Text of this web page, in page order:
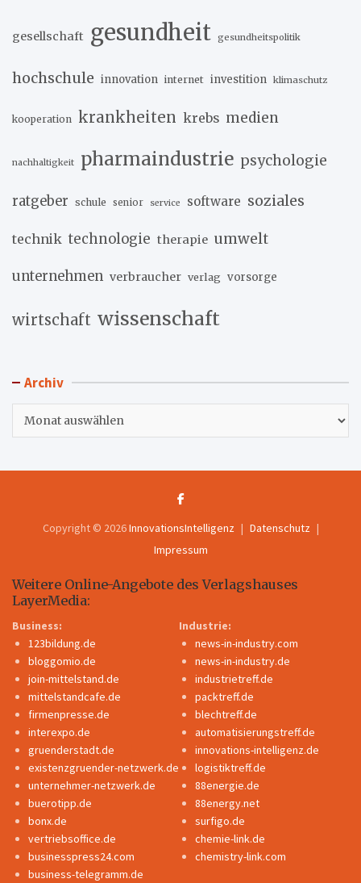
gesellschaft gesundheit gesundheitspolitik
hochschule innovation internet investition klimaschutz
kooperation krankheiten krebs medien
nachhaltigkeit pharmaindustrie psychologie
ratgeber schule senior service software soziales
technik technologie therapie umwelt
unternehmen verbraucher verlag vorsorge
wirtschaft wissenschaft
Archiv
Copyright © 2026InnovationsIntelligenz
Datenschutz
Impressum
Weitere Online-Angebote des Verlagshauses
LayerMedia:
Business:
123bildung.de
bloggomio.de
join-mittelstand.de
mittelstandcafe.de
firmenpresse.de
interexpo.de
gruenderstadt.de
existenzgruender-netzwerk.de
unternehmer-netzwerk.de
buerotipp.de
bonx.de
vertriebsoffice.de
businesspress24.com
business-telegramm.de
Industrie:
news-in-industry.com
news-in-industry.de
industrietreff.de
packtreff.de
blechtreff.de
automatisierungstreff.de
innovations-intelligenz.de
logistiktreff.de
88energie.de
88energy.net
surfigo.de
chemie-link.de
chemistry-link.com